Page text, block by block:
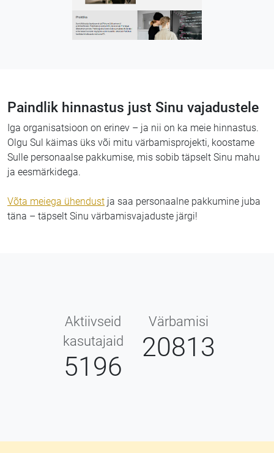
Paindlik hinnastus just Sinu vajadustele
Iga organisatsioon on erinev – ja nii on ka meie hinnastus.
Olgu Sul käimas üks või mitu värbamisprojekti, koostame
Sulle personaalse pakkumise, mis sobib täpselt Sinu mahu
ja eesmärkidega.
Võta meiega ühendust ja saa personaalne pakkumine juba
täna – täpselt Sinu värbamisvajaduste järgi!
Aktiivseid
kasutajaid
5196
Värbamisi
20813